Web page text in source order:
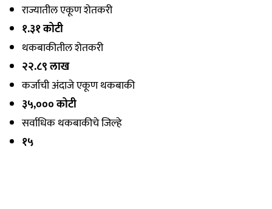
राज्यातील एकूण शेतकरी
१.३१ कोटी
थकबाकीतील शेतकरी
२२.८९ लाख
कर्जाची अंदाजे एकूण थकबाकी
३५,००० कोटी
सर्वाधिक थकबाकीचे जिल्हे
१५